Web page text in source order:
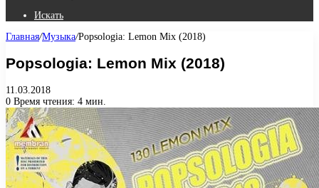
Искать
Главная/Музыка/Popsologia: Lemon Mix (2018)
Popsologia: Lemon Mix (2018)
11.03.2018
0 Время чтения: 4 мин.